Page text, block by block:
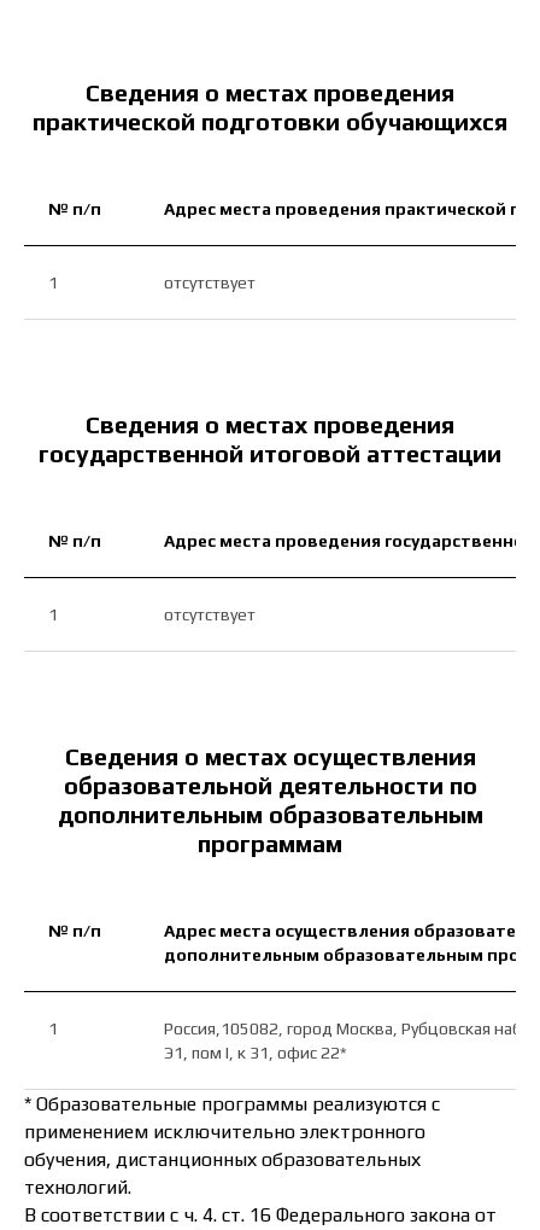
Сведения о местах проведения
практической подготовки обучающихся
№ п/п Адрес места проведения практической
1 отсутствует
Сведения о местах проведения
государственной итоговой аттестации
№ п/п Адрес места проведения
1 отсутствует
Сведения о местах осуществления
образовательной деятельности по
дополнительным образовательным
программам
№ п/п
Адрес места осуществления
дополнительным образовательным
1
Россия,105082, город Москва, Рубцовская
Э1, пом I, к 31, офис 22*
* Образовательные программы реализуются с
применением исключительно электронного
обучения, дистанционных образовательных
технологий.
В соответствии с ч. 4. ст. 16 Федерального закона от
а также расскажем подробно об обучении и
Нажимая кнопку “Отправить” вы даёте согласие
на обработку персональных данных
ЗАДАЙТЕ СВОЙ
ВОПРОС
+7
Отправить